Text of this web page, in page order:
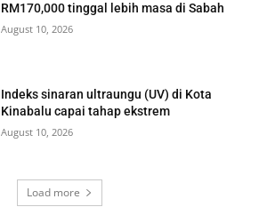
RM170,000 tinggal lebih masa di Sabah
August 10, 2026
Indeks sinaran ultraungu (UV) di Kota
Kinabalu capai tahap ekstrem
August 10, 2026
Load more